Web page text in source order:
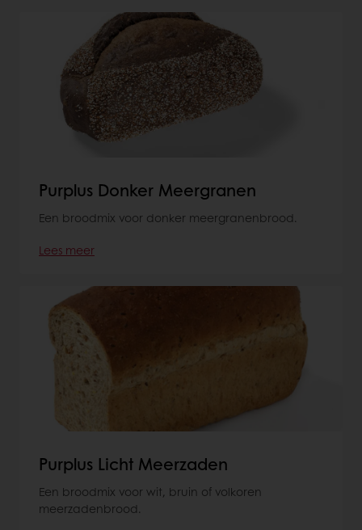
Purplus Donker Meergranen
Een broodmix voor donker meergranenbrood.
Lees meer
Purplus Licht Meerzaden
Een broodmix voor wit, bruin of volkoren
meerzadenbrood.